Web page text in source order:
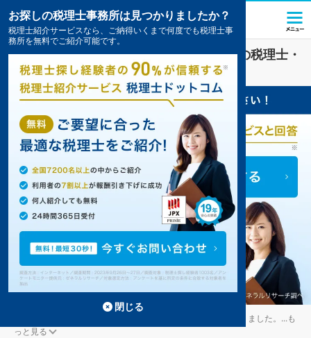
IT・インターネット業界に強い堺市堺区 の税理士・
会計事務所の一覧10件掲載中
IT・インターネットが得意な堺市堺区の事務所が10件見つかりました。 ...も
っと見る
お探しの税理士事務所は見つかりましたか？
税理士紹介サービスなら、ご納得いくまで何度でも税理士事
務所を無料でご紹介可能です。
閉じる